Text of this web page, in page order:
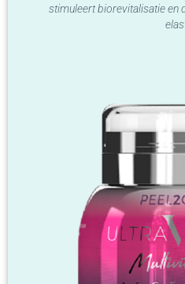
stimuleert biorevitalisatie en